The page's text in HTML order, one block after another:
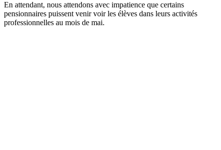
En attendant, nous attendons avec impatience que certains
pensionnaires puissent venir voir les élèves dans leurs activités
professionnelles au mois de mai.